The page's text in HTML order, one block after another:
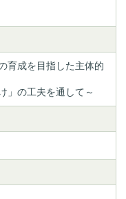
育成を目指した主体的
」の工夫を通して～